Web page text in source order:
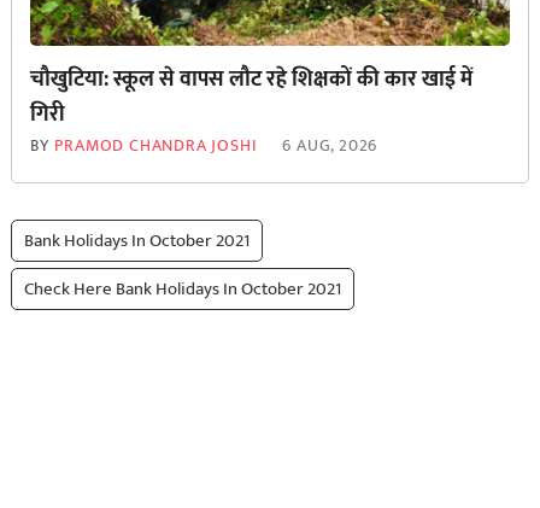
चौखुटिया: स्कूल से वापस लौट रहे शिक्षकों की कार खाई में
गिरी
BY PRAMOD CHANDRA JOSHI 6 AUG, 2026
Bank Holidays In October 2021
Check Here Bank Holidays In October 2021